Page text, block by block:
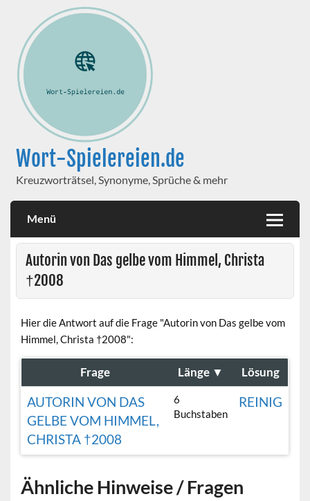
Wort-Spielereien.de
Kreuzworträtsel, Synonyme, Sprüche & mehr
Menü
Autorin von Das gelbe vom Himmel, Christa
†2008
Hier die Antwort auf die Frage "Autorin von Das gelbe vom
Himmel, Christa †2008":
Frage Länge ▼ Lösung
AUTORIN VON DAS
GELBE VOM HIMMEL,
CHRISTA †2008
6
Buchstaben
REINIG
Ähnliche Hinweise / Fragen